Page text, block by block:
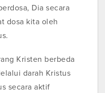
Dia secara
dosa kita oleh
Kristen berbeda
darah Kristus
secara aktif